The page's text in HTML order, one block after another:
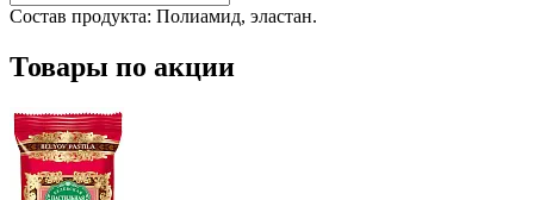
Состав продукта: Полиамид, эластан.
Товары по акции